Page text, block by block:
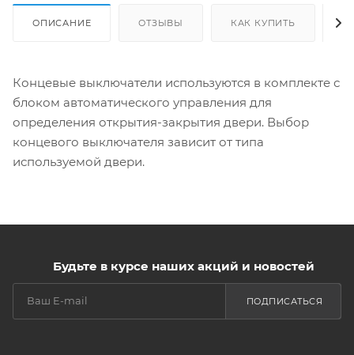
ОПИСАНИЕ ОТЗЫВЫ КАК КУПИТЬ
Концевые выключатели используются в комплекте с
блоком автоматического управления для
определения открытия-закрытия двери. Выбор
концевого выключателя зависит от типа
используемой двери.
Будьте в курсе наших акций и новостей
ПОДПИСАТЬСЯ